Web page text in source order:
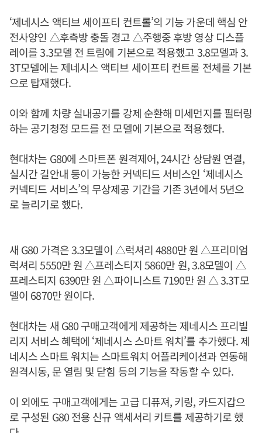
‘제네시스 액티브 세이프티 컨트롤’의 기능 가운데 핵심 안
전사양인 △후측방 충돌 경고 △주행중 후방 영상 디스플
레이를 3.3모델 전 트림에 기본으로 적용했고 3.8모델과 3.
3T모델에는 제네시스 액티브 세이프티 컨트롤 전체를 기본
으로 탑재했다.
이와 함께 차량 실내공기를 강제 순환해 미세먼지를 필터링
하는 공기청정 모드를 전 모델에 기본으로 적용했다.
현대차는 G80에 스마트폰 원격제어, 24시간 상담원 연결,
실시간 길안내 등이 가능한 커넥티드 서비스인 ‘제네시스
커넥티드 서비스’의 무상제공 기간을 기존 3년에서 5년으
로 늘리기로 했다.
새 G80 가격은 3.3모델이 △럭셔리 4880만 원 △프리미엄
럭셔리 5550만 원 △프레스티지 5860만 원, 3.8모델이 △
프레스티지 6390만 원 △파이니스트 7190만 원 △ 3.3T모
델이 6870만 원이다.
현대차는 새 G80 구매고객에게 제공하는 제네시스 프리빌
리지 서비스 혜택에 ‘제네시스 스마트 워치’를 추가했다. 제
네시스 스마트 워치는 스마트워치 어플리케이션과 연동해
원격시동, 문 열림 및 닫힘 등의 기능을 작동할 수 있다.
이 외에도 구매고객에게는 고급 디퓨져, 키링, 카드지갑으
로 구성된 G80 전용 신규 액세서리 키트를 제공하기로 했